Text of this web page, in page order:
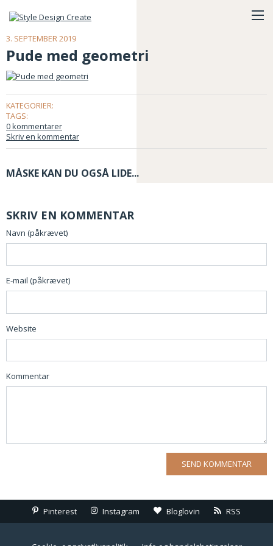
3. SEPTEMBER 2019
Pude med geometri
KATEGORIER:
TAGS:
0 kommentarer
Skriv en kommentar
MÅSKE KAN DU OGSÅ LIDE...
SKRIV EN KOMMENTAR
Navn (påkrævet)
E-mail (påkrævet)
Website
Kommentar
Pinterest Instagram Bloglovin RSS